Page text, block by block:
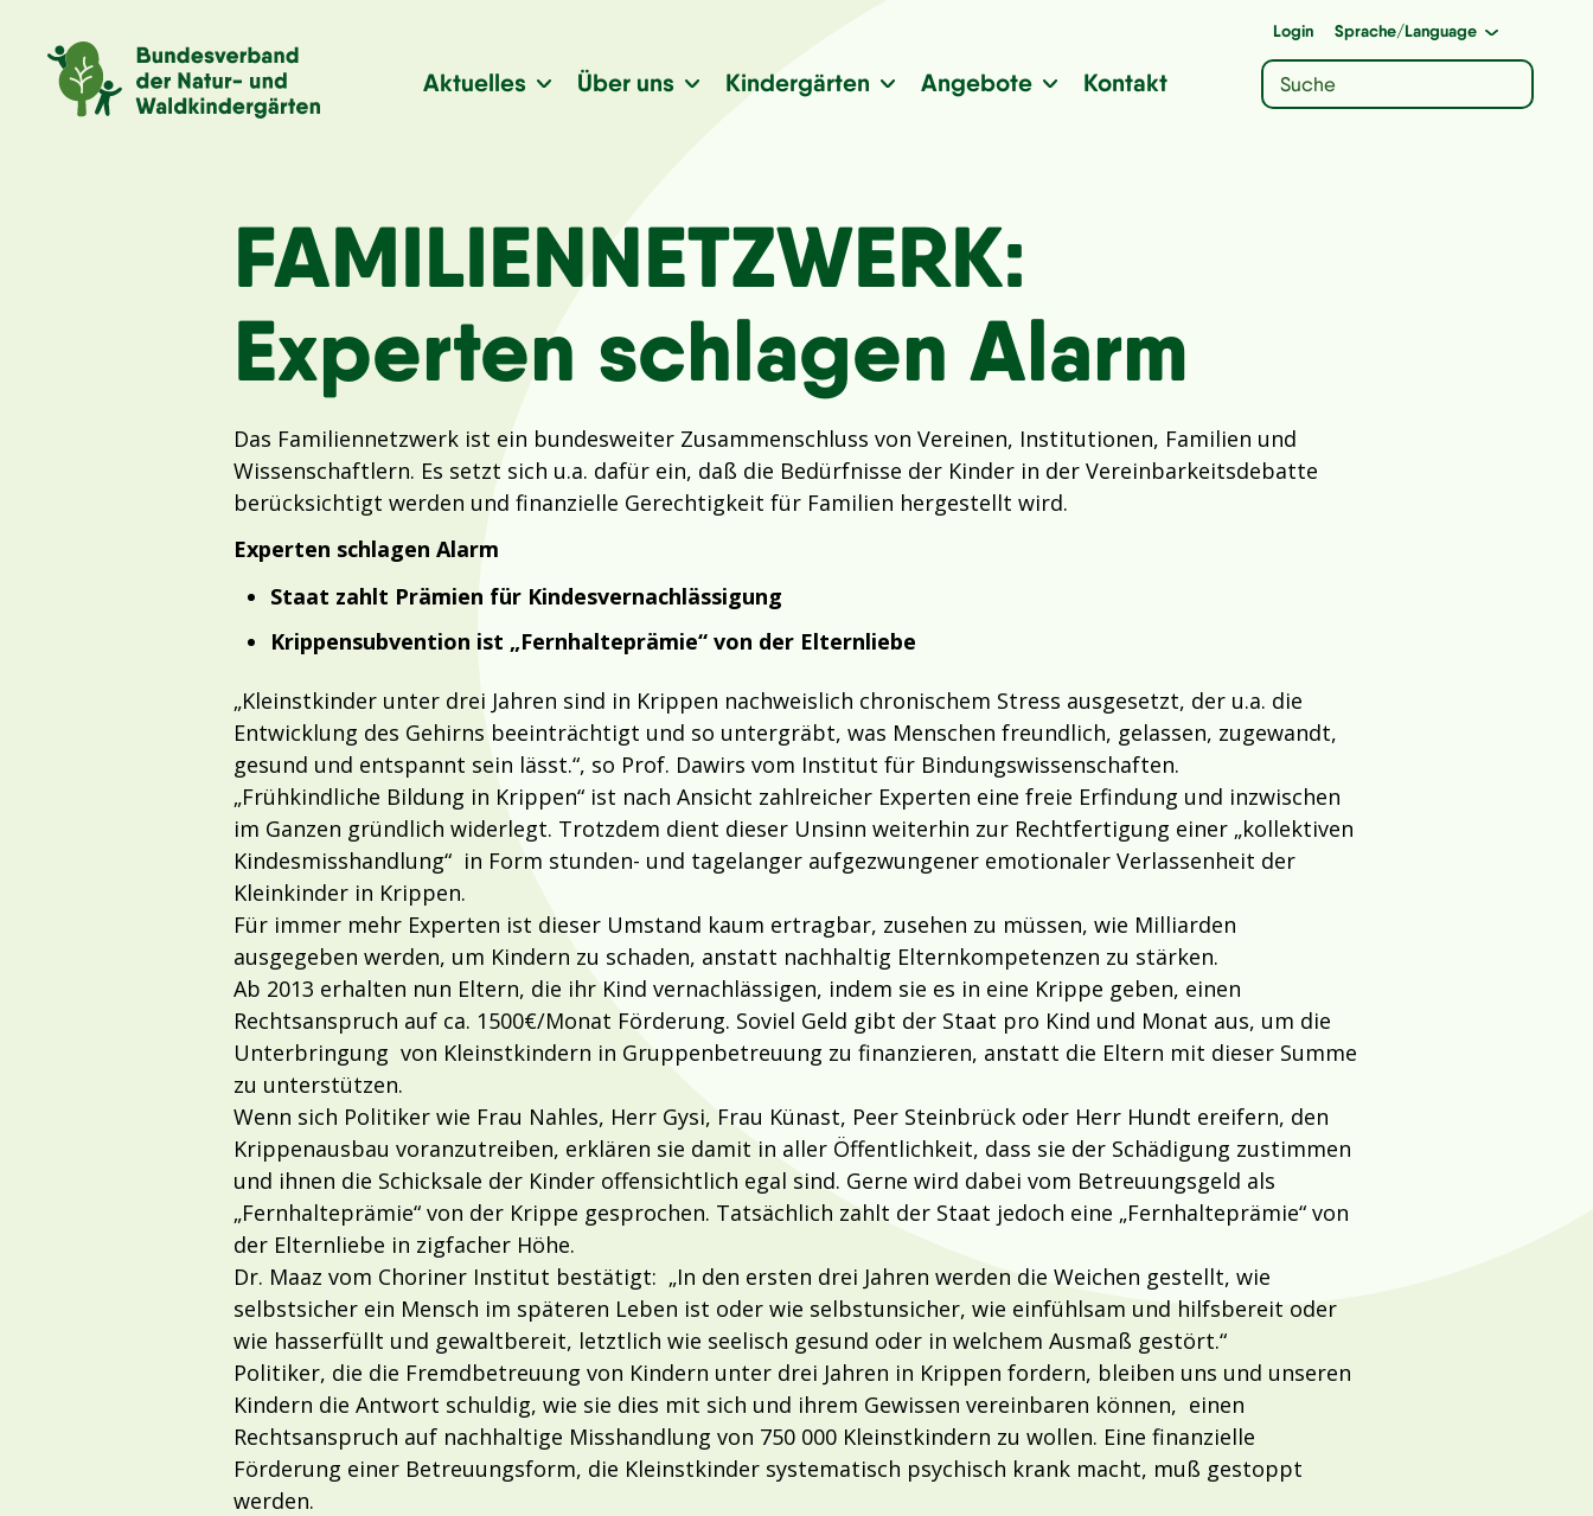
Login Sprache/Language
Aktuelles Über uns Kindergärten Angebote Kontakt
FAMILIENNETZWERK:
Experten schlagen Alarm
Das Familiennetzwerk ist ein bundesweiter Zusammenschluss von Vereinen, Institutionen, Familien und
Wissenschaftlern. Es setzt sich u.a. dafür ein, daß die Bedürfnisse der Kinder in der Vereinbarkeitsdebatte
berücksichtigt werden und finanzielle Gerechtigkeit für Familien hergestellt wird.
Experten schlagen Alarm
Staat zahlt Prämien für Kindesvernachlässigung
Krippensubvention ist „Fernhalteprämie“ von der Elternliebe
„Kleinstkinder unter drei Jahren sind in Krippen nachweislich chronischem Stress ausgesetzt, der u.a. die
Entwicklung des Gehirns beeinträchtigt und so untergräbt, was Menschen freundlich, gelassen, zugewandt,
gesund und entspannt sein lässt.“, so Prof. Dawirs vom Institut für Bindungswissenschaften.
„Frühkindliche Bildung in Krippen“ ist nach Ansicht zahlreicher Experten eine freie Erfindung und inzwischen
im Ganzen gründlich widerlegt. Trotzdem dient dieser Unsinn weiterhin zur Rechtfertigung einer „kollektiven
Kindesmisshandlung“ in Form stunden- und tagelanger aufgezwungener emotionaler Verlassenheit der
Kleinkinder in Krippen.
Für immer mehr Experten ist dieser Umstand kaum ertragbar, zusehen zu müssen, wie Milliarden
ausgegeben werden, um Kindern zu schaden, anstatt nachhaltig Elternkompetenzen zu stärken.
Ab 2013 erhalten nun Eltern, die ihr Kind vernachlässigen, indem sie es in eine Krippe geben, einen
Rechtsanspruch auf ca. 1500€/Monat Förderung. Soviel Geld gibt der Staat pro Kind und Monat aus, um die
Unterbringung von Kleinstkindern in Gruppenbetreuung zu finanzieren, anstatt die Eltern mit dieser Summe
zu unterstützen.
Wenn sich Politiker wie Frau Nahles, Herr Gysi, Frau Künast, Peer Steinbrück oder Herr Hundt ereifern, den
Krippenausbau voranzutreiben, erklären sie damit in aller Öffentlichkeit, dass sie der Schädigung zustimmen
und ihnen die Schicksale der Kinder offensichtlich egal sind. Gerne wird dabei vom Betreuungsgeld als
„Fernhalteprämie“ von der Krippe gesprochen. Tatsächlich zahlt der Staat jedoch eine „Fernhalteprämie“ von
der Elternliebe in zigfacher Höhe.
Dr. Maaz vom Choriner Institut bestätigt: „In den ersten drei Jahren werden die Weichen gestellt, wie
selbstsicher ein Mensch im späteren Leben ist oder wie selbstunsicher, wie einfühlsam und hilfsbereit oder
wie hasserfüllt und gewaltbereit, letztlich wie seelisch gesund oder in welchem Ausmaß gestört.“
Politiker, die die Fremdbetreuung von Kindern unter drei Jahren in Krippen fordern, bleiben uns und unseren
Kindern die Antwort schuldig, wie sie dies mit sich und ihrem Gewissen vereinbaren können, einen
Rechtsanspruch auf nachhaltige Misshandlung von 750 000 Kleinstkindern zu wollen. Eine finanzielle
Förderung einer Betreuungsform, die Kleinstkinder systematisch psychisch krank macht, muß gestoppt
werden.